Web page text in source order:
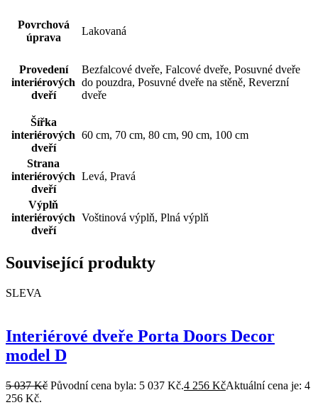
Povrchová
úprava
Lakovaná
Provedení
interiérových
dveří
Bezfalcové dveře, Falcové dveře, Posuvné dveře
do pouzdra, Posuvné dveře na stěně, Reverzní
dveře
Šířka
interiérových
dveří
60 cm, 70 cm, 80 cm, 90 cm, 100 cm
Strana
interiérových
dveří
Levá, Pravá
Výplň
interiérových
dveří
Voštinová výplň, Plná výplň
Související produkty
SLEVA
Interiérové dveře Porta Doors Decor
model D
5 037Kč Původní cena byla: 5 037 Kč.4 256 KčAktuální cena je: 4
256 Kč.